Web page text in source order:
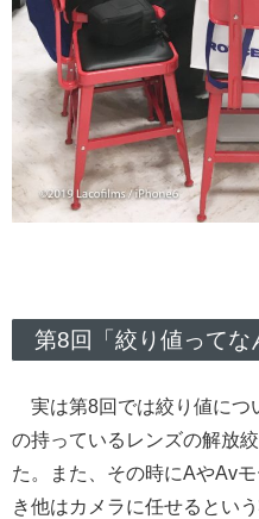
第8回「絞り値ってな
実は第8回では絞り値につ
の持っているレンズの解放
た。また、その時にAやAv
き他はカメラに任せるとい